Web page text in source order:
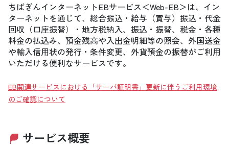
ちばぎんインターネットEBサービス＜Web-EB＞は、イン
ターネットを通じて、総合振込・給与（賞与）振込・代金
回収（口座振替）・地方税納入、振込・振替、税金・各種
料金の払込み、預金残高や入出金明細等の照会、外国送金
や輸入信用状の発行・条件変更、外貨預金の振替がご利用
いただける便利なサービスです。
EB関連サービスにおける「サーバ証明書」更新に伴うご利用環境
のご確認について
サービス概要